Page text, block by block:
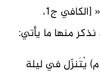
أن يعلم الشيء أعلمه الله« [الكافي ج1،
يُتَنزّل في ليلة